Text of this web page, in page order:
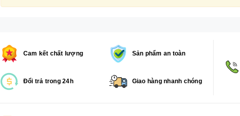
Cam kết chất lượng Sản phẩm an toàn
Đổi trả trong 24h Giao hàng nhanh chóng